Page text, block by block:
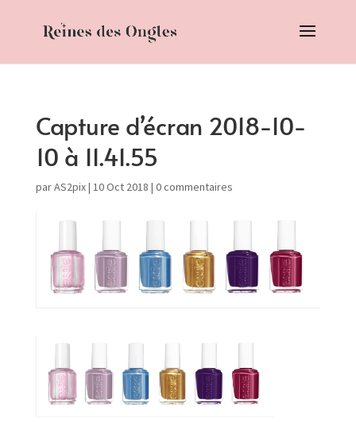
Capture d’écran 2018-10-
10 à 11.41.55
parAS2pix| 10 Oct 2018 | 0 commentaires